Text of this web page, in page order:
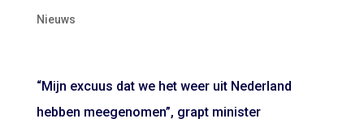
Nieuws
“Mijn excuus dat we het weer uit Nederland
hebben meegenomen”, grapt minister